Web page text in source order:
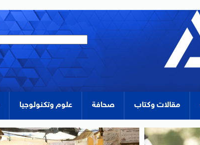
مقالات وكتاب صحافة علوم وتكنولوجيا